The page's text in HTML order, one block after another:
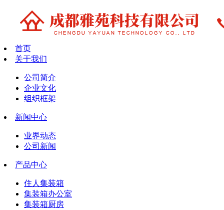
首页
关于我们
公司简介
企业文化
组织框架
新闻中心
业界动态
公司新闻
产品中心
住人集装箱
集装箱办公室
集装箱厨房